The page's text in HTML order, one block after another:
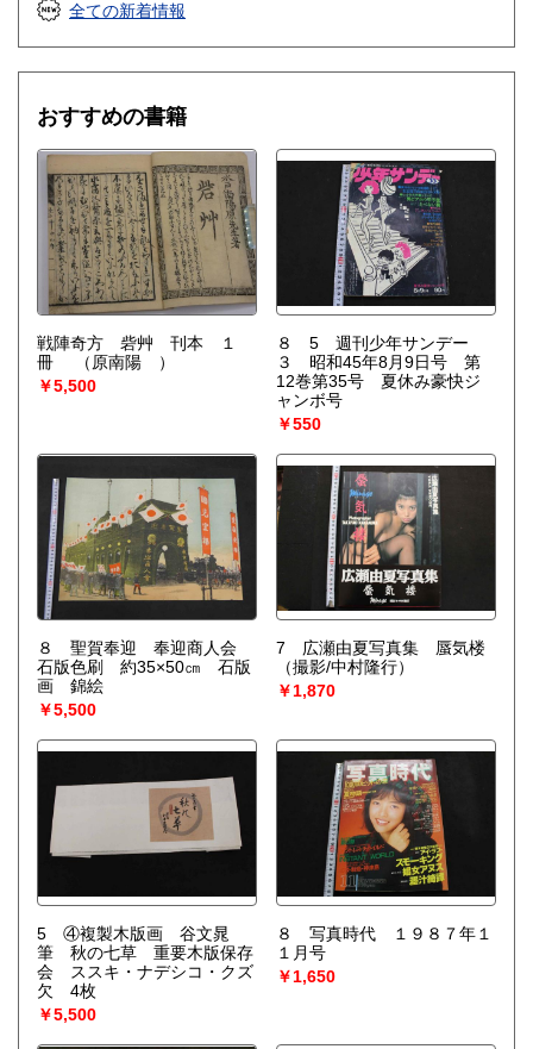
全ての新着情報
おすすめの書籍
戦陣奇方 砦艸 刊本 １
冊
（原南陽 ）
￥5,500
８ 5 週刊少年サンデー
３ 昭和45年8月9日号 第
12巻第35号 夏休み豪快ジ
ャンボ号
￥550
８ 聖賀奉迎 奉迎商人会
石版色刷 約35×50㎝ 石版
画 錦絵
￥5,500
7 広瀬由夏写真集 蜃気楼
（撮影/中村隆行）
￥1,870
5 ④複製木版画 谷文晁
筆 秋の七草 重要木版保存
会 ススキ・ナデシコ・クズ
欠 4枚
￥5,500
８ 写真時代 １９８７年１
１月号
￥1,650